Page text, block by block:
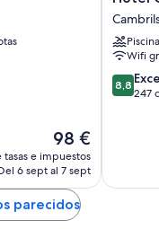
las que se incluyen aire
adicionales, como wifi
todas las habitaciones
El
precio
actual
de
98 €
98 €
tasas e impuestos
6 sept al 7 sept
Cesar
Cambrils
Piscina
Wifi
8.8
sobre
8,8
247
parecidos